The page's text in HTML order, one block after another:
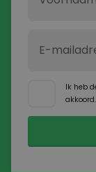
Ik heb
akkoord.